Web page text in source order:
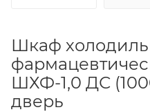
Шкаф
ШХФ-1,0 ДС
дверь